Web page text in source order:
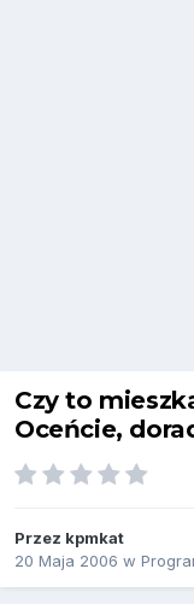
Czy to
Oceńcie,
Przez kpmkat
20 Maja 2006 w